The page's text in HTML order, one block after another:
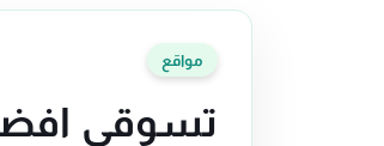
مواقع
تسوقي